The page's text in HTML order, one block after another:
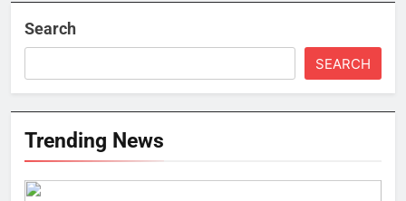
Search
SEARCH
Trending News